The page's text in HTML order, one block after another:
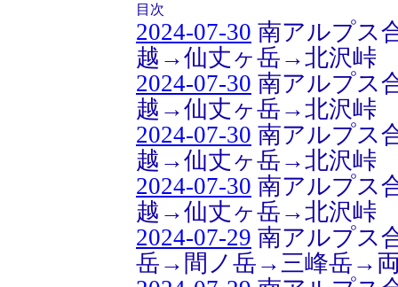
目次
2024-07-30 南アルプ
越→仙丈ヶ岳→北沢峠
2024-07-30 南アルプ
越→仙丈ヶ岳→北沢峠
2024-07-30 南アルプ
越→仙丈ヶ岳→北沢峠
2024-07-30 南アルプ
越→仙丈ヶ岳→北沢峠
2024-07-29 南アルプ
岳→間ノ岳→三峰岳→